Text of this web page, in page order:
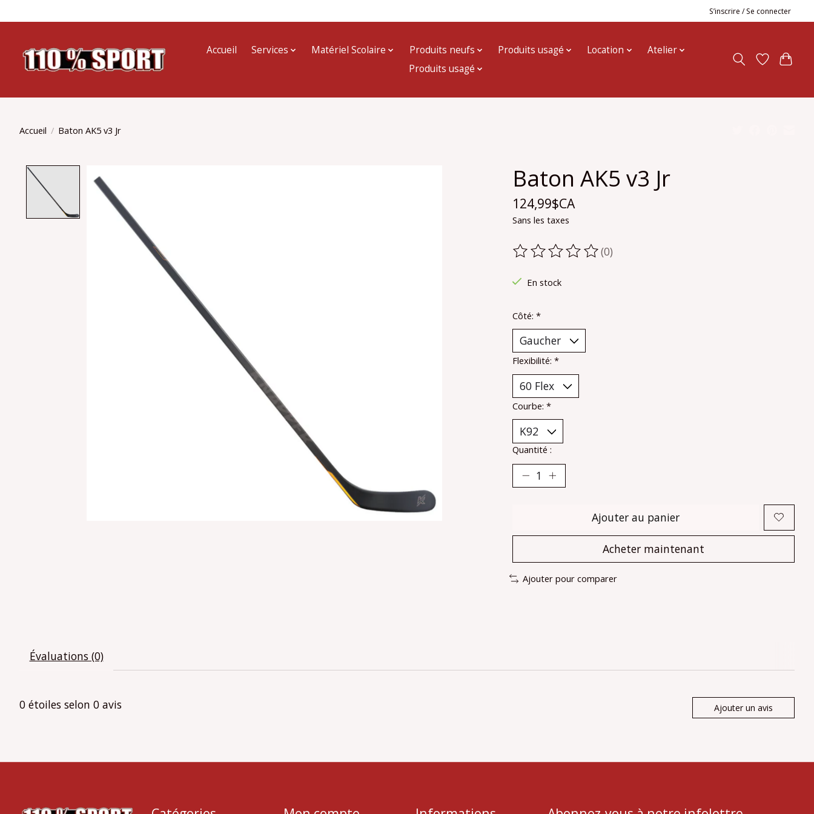
S’inscrire / Se connecter
Accueil Services Matériel Scolaire Produits neufs Produits usagé Location
Atelier
Produits usagé
Accueil / Baton AK5 v3 Jr
Baton AK5 v3 Jr
124,99$CA
Sans les taxes
Ce produit est évalué à
(0)
En stock
Côté: *
Flexibilité: *
Courbe: *
Quantité :
Ajouter au panier
Acheter maintenant
Ajouter pour comparer
Évaluations (0)
0 étoiles selon 0 avis Ajouter un avis